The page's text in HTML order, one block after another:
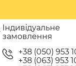
Індивідуальне
замовлення
+38 (050) 953
+38 (063) 953